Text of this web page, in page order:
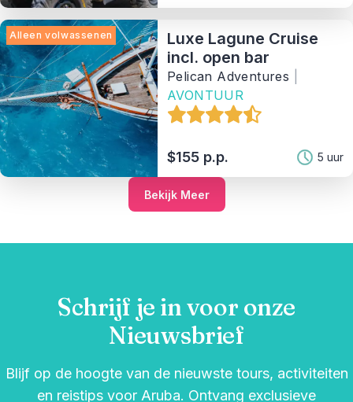
Alleen volwassenen
Luxe Lagune Cruise
incl. open bar
Pelican Adventures
AVONTUUR
$155 p.p. 5 uur
Bekijk Meer
Schrijf je in voor onze
Nieuwsbrief
Blijf op de hoogte van de nieuwste tours, activiteiten
en reistips voor Aruba. Ontvang exclusieve